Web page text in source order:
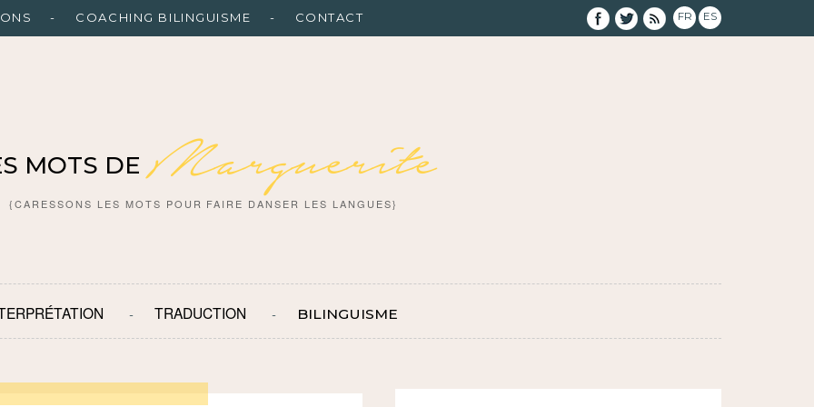
COACHING BILINGUISME CONTACT FR ES
MOTS DE Marguerite
{CARESSONS LES MOTS POUR FAIRE DANSER LES LANGUES}
TRADUCTION BILINGUISME